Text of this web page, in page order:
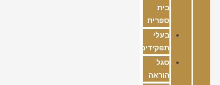
בית
ספרית
בעלי
תפקידים
סגל
הוראה